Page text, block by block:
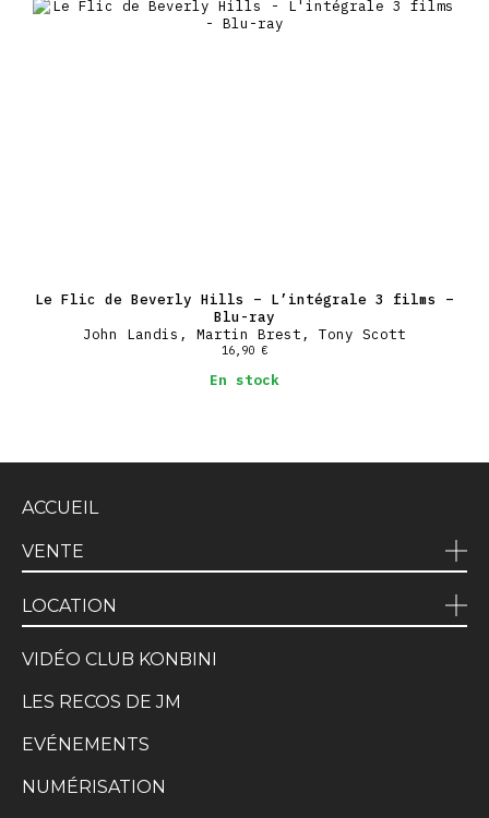
Le Flic de Beverly Hills – L’intégrale 3 films –
Blu-ray
John Landis, Martin Brest, Tony Scott
16,90 €
En stock
ACCUEIL
VENTE
LOCATION
VIDÉO CLUB KONBINI
LES RECOS DE JM
EVÉNEMENTS
NUMÉRISATION